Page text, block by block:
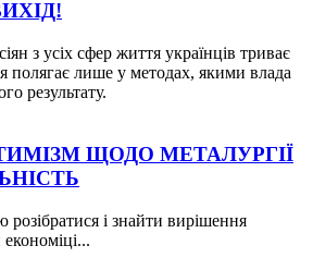
з усіх сфер життя українців триває
полягає лише у методах, якими влада
результату.
ЩОДО МЕТАЛУРГІЇ
і знайти вирішення